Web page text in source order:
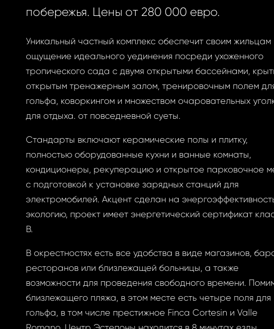
побережья. Цены от 280 000 евро.
Уникальный частный комплекс обеспечит своим жильцам
ощущение идеального уединения посреди ухоженного
тропического сада с двумя открытыми бассейнами,
открытым тренажерным залом, тренировочным полем
гольфа, коворкингом и множеством очаровательных
для отдыха. от повседневной суеты.
Стандарты включают керамические полы и плитку,
полностью оборудованные кухни и ванные комнаты,
кондиционеры, рекуперацию и открытое парковочное
с подготовкой к установке зарядных станций для
электромобилей. Акцент сделан на
экологию, проект имеет энергетический сертификат
В.
В окрестностях есть все удобства в виде магазинов,
ресторанов или близлежащей больницы, а также
возможности для проведения свободного времени.
близлежащего пляжа, в этом месте есть четыре поля для
гольфа, в том числе престижное Finca Cortesin и Valle